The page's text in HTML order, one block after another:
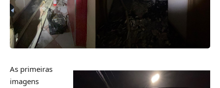
As primeiras
imagens